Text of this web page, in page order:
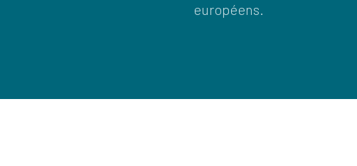
européens.